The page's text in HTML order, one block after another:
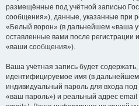
размещённые под учётной записью
сообщения»), данные, указанные при
«Белый ворон» (в дальнейшем «ваша
оставленные вами после регистрации
«ваши сообщения»).
Ваша учётная запись будет
идентифицируемое имя (в
индивидуальный пароль для входа
«ваш пароль») и реальный адрес